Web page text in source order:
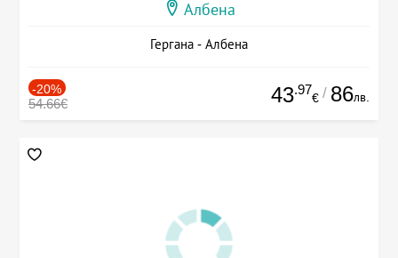
Албена
Гергана - Албена
-20%
54.66€ 43.97
€ / 86лв.